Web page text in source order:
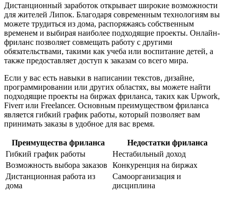
Дистанционный заработок открывает широкие возможности
для жителей Липок. Благодаря современным технологиям вы
можете трудиться из дома, распоряжаясь собственным
временем и выбирая наиболее подходящие проекты. Онлайн-
фриланс позволяет совмещать работу с другими
обязательствами, такими как учеба или воспитание детей, а
также предоставляет доступ к заказам со всего мира.
Если у вас есть навыки в написании текстов, дизайне,
программировании или других областях, вы можете найти
подходящие проекты на биржах фриланса, таких как Upwork,
Fiverr или Freelancer. Основным преимуществом фриланса
является гибкий график работы, который позволяет вам
принимать заказы в удобное для вас время.
Преимущества фриланса
Недостатки фриланса
Гибкий график работы
Нестабильный доход
Возможность выбора заказов
Конкуренция на биржах
Дистанционная работа из
дома
Самоорганизация и
дисциплина